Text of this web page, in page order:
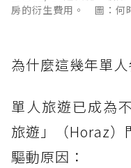
房的衍生費用。 圖：何
為什麼這幾年單
單人旅遊已成為
旅遊」（Horaz）
驅動原因：